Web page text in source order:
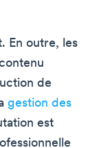
En outre, les
de
gestion des
est